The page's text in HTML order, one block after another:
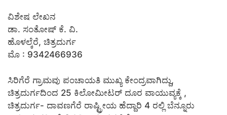
ವಿಶೇಷ ಲೇಖನ
ಡಾ. ಸಂತೋಷ್ ಕೆ. ವಿ.
ಹೊಳಲ್ಕೆರೆ, ಚಿತ್ರದುರ್ಗ
ಮೊ : 9342466936
ಸಿರಿಗೆರೆ ಗ್ರಾಮವು ಪಂಚಾಯತಿ ಮುಖ್ಯ ಕೇಂದ್ರವಾಗಿದ್ದು,
ಚಿತ್ರದುರ್ಗದಿಂದ 25 ಕಿಲೋಮೀಟರ್ ದೂರ ವಾಯುವ್ಯಕ್ಕೆ ,
ಚಿತ್ರದುರ್ಗ- ದಾವಣಗೆರೆ ರಾಷ್ಟ್ರೀಯ ಹೆದ್ದಾರಿ 4 ರಲ್ಲಿ ಬೆನ್ನೂರು